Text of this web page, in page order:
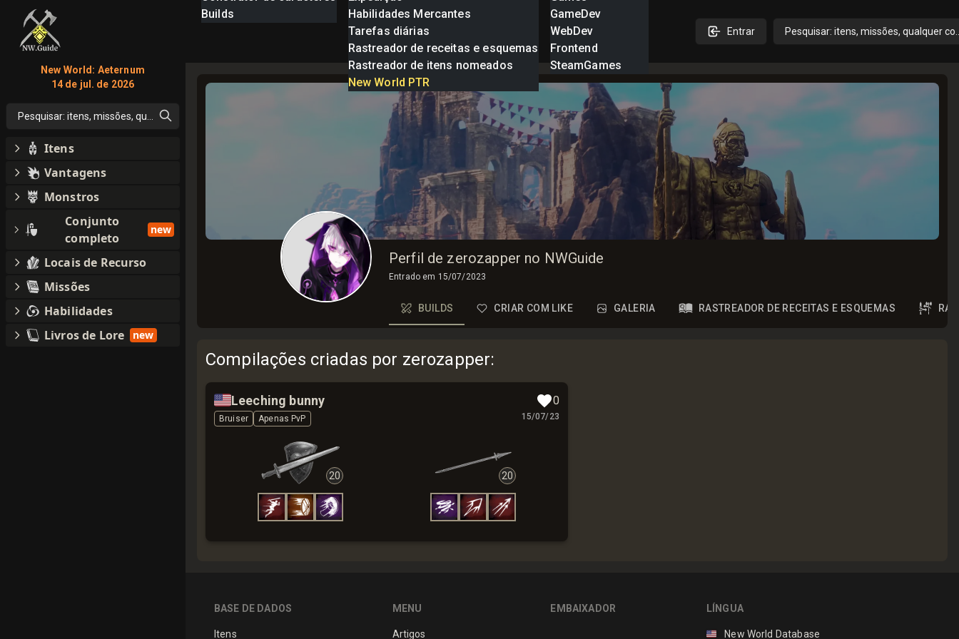
Builds
Habilidades Mercantes
Tarefas diárias
Rastreador de receitas e esquemas
Rastreador de itens nomeados
New World PTR
GameDev
WebDev
Frontend
SteamGames
Entrar Pesquisar: itens, missões, qualquer
Perfil de zerozapper no NWGuide
Entrado em 15/07/2023
BUILDS CRIAR COM LIKE GALERIA RASTREADOR DE RECEITAS E ESQUEMAS
Compilações criadas por zerozapper:
🇺🇸Leeching bunny 0
Bruiser Apenas PvP 15/07/23
20 20
BASE DE DADOS
Itens
MENU
Artigos
EMBAIXADOR LÍNGUA
🇺🇸 New World Database
New World: Aeternum
14 de jul. de 2026
Pesquisar: itens, missões, qualquer coisa
Itens
Vantagens
Monstros
Conjunto
completo
new
Locais de Recurso
Missões
Habilidades
Livros de Lore
new